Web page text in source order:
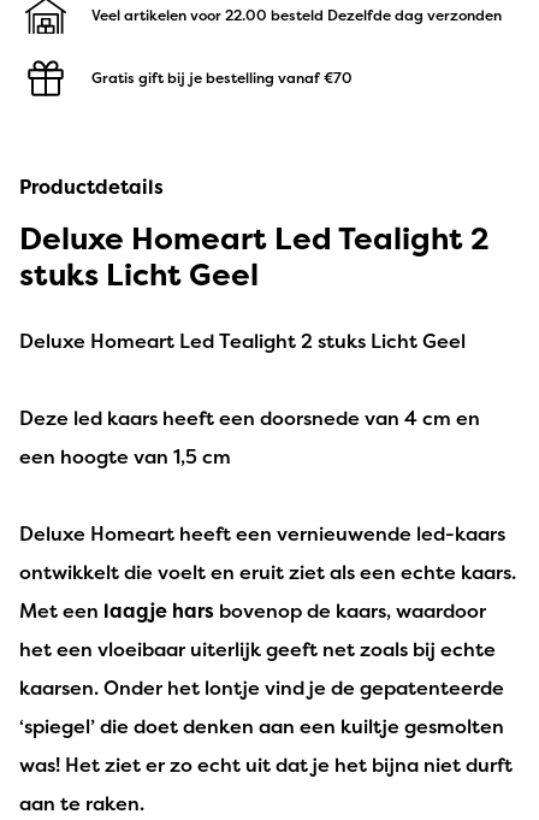
Veel artikelen voor 22.00 besteld Dezelfde dag verzonden
Gratis gift bij je bestelling vanaf €70
Productdetails
Deluxe Homeart Led Tealight 2
stuks Licht Geel
Deluxe Homeart Led Tealight 2 stuks Licht Geel
Deze led kaars heeft een doorsnede van 4 cm en
een hoogte van 1,5 cm
Deluxe Homeart heeft een vernieuwende led-kaars
ontwikkelt die voelt en eruit ziet als een echte kaars.
Met een laagje hars bovenop de kaars, waardoor
het een vloeibaar uiterlijk geeft net zoals bij echte
kaarsen. Onder het lontje vind je de gepatenteerde
‘spiegel’ die doet denken aan een kuiltje gesmolten
was! Het ziet er zo echt uit dat je het bijna niet durft
aan te raken.